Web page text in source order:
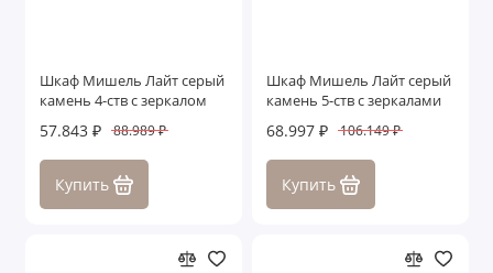
Шкаф Мишель Лайт серый
камень 4-ств с зеркалом
57.843 ₽ 88.989 ₽
Купить
Шкаф Мишель Лайт серый
камень 5-ств с зеркалами
68.997 ₽ 106.149 ₽
Купить